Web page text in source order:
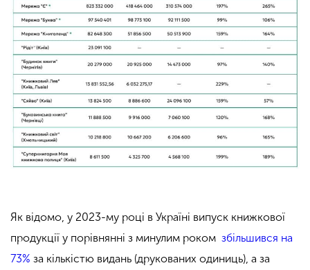
Як відомо, у 2023-му році в Україні випуск книжкової
продукції у порівнянні з минулим роком збільшився на
73% за кількістю видань (друкованих одиниць), а за